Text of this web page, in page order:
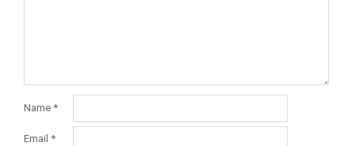
Name *
Email *